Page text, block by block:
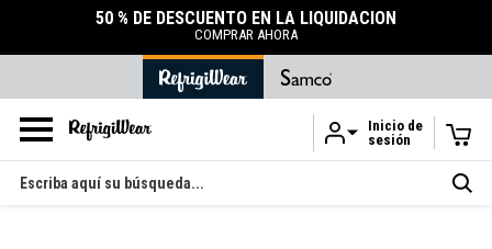
Ir al contenido principal
50 % DE DESCUENTO EN LA LIQUIDACIÓN
COMPRAR AHORA
Inicio de
sesión
Buscar
en